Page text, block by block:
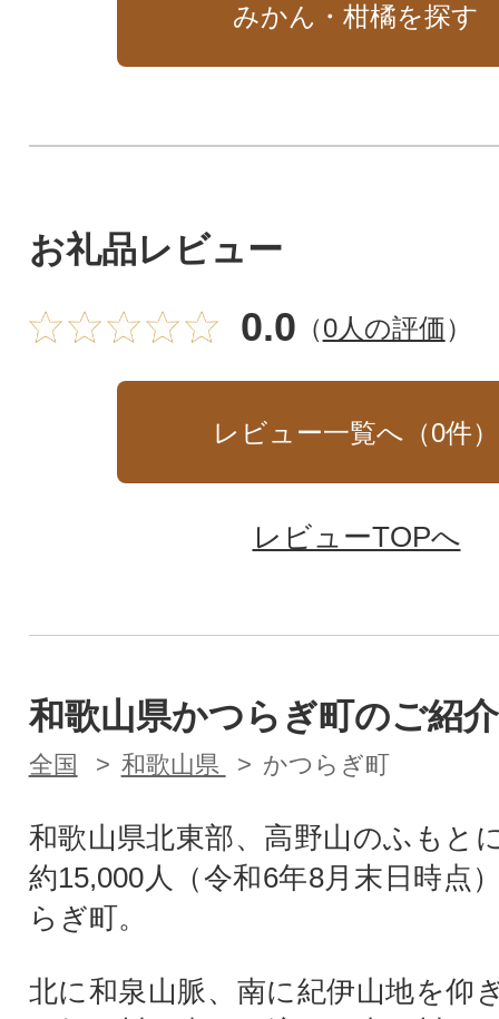
みかん・柑橘を探す
お礼品レビュー
0.0 （0人の評価）
レビュー一覧へ（0件）
レビューTOPへ
和歌山県かつらぎ町のご紹介
全国 和歌山県 かつらぎ町
和歌山県北東部、高野山のふもと
約15,000人（令和6年8月末日時点
らぎ町。
北に和泉山脈、南に紀伊山地を仰